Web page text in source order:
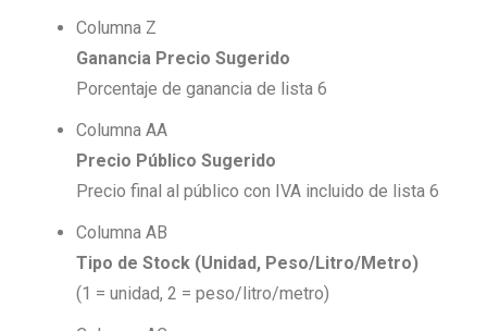
Columna Z
Ganancia Precio Sugerido
Porcentaje de ganancia de lista 6
Columna AA
Precio Público Sugerido
Precio final al público con IVA incluido de lista 6
Columna AB
Tipo de Stock (Unidad, Peso/Litro/Metro)
(1 = unidad, 2 = peso/litro/metro)